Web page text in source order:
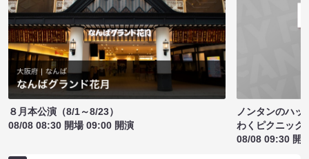
８月本公演（8/1～8/23）
08/08 08:30 開場 09:00 開演
ノンタンのハッ
わくピクニック
08/08 09:30 開